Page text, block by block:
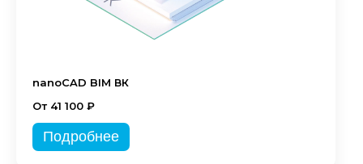
nanoCAD BIM ВК
От 41 100 ₽
Подробнее